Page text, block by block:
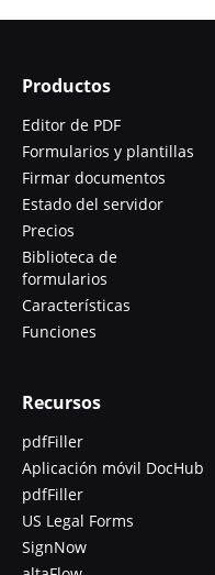
Productos
Editor de PDF
Formularios y plantillas
Firmar documentos
Estado del servidor
Precios
Biblioteca de
formularios
Características
Funciones
Recursos
pdfFiller
Aplicación móvil DocHub
pdfFiller
US Legal Forms
SignNow